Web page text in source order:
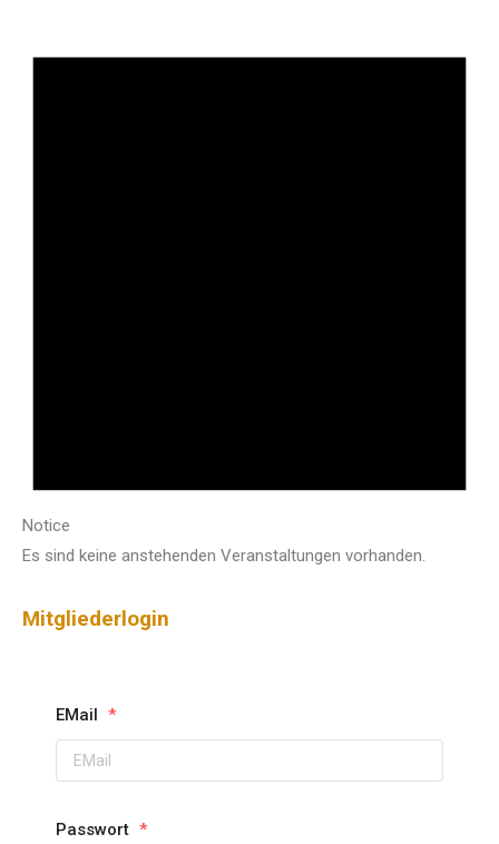
Notice
Es sind keine anstehenden Veranstaltungen vorhanden.
Mitgliederlogin
EMail *
Passwort *